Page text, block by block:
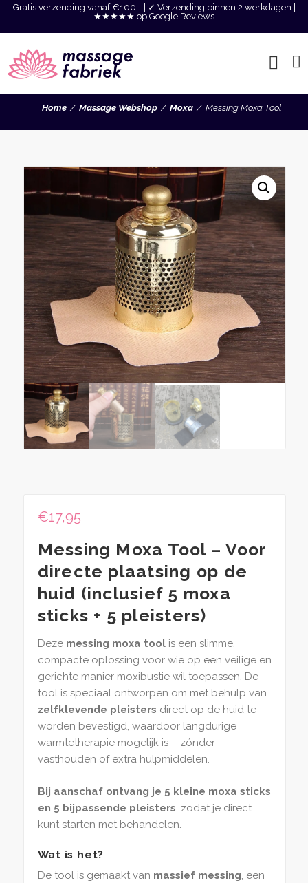
Gratis verzending vanaf €100,- | ✓ Verzending binnen 2 werkdagen |
★★★★★ op Google Reviews
Home Massage Webshop Moxa Messing Moxa Tool
€17,95
Messing Moxa Tool – Voor
directe plaatsing op de
huid (inclusief 5 moxa
sticks + 5 pleisters)
Deze messing moxa toolis een slimme,
compacte oplossing voor wie op een veilige en
gerichte manier moxibustie wil toepassen. De
tool is speciaal ontworpen om met behulp van
zelfklevende pleisters direct op de huid te
worden bevestigd, waardoor langdurige
warmtetherapie mogelijk is – zónder
vasthouden of extra hulpmiddelen.
Bij aanschaf ontvang je 5 kleine moxa sticks
en 5 bijpassende pleisters, zodat je direct
kunt starten met behandelen.
Wat is het?
De tool is gemaakt van massief messing, een